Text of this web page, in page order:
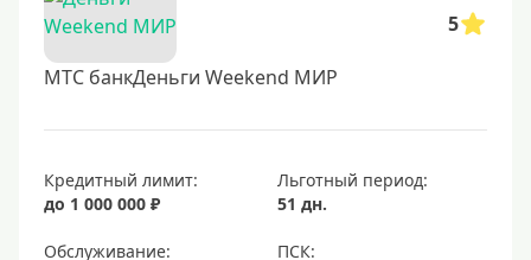
Экспресс
Карты, доступные каждому
С открытыми просрочками
Кредит без проверки кредитной истории.
Со 100 процентным одобрением
Без отказа
5
МТС банкДеньги Weekend МИР
Кредитный лимит:
до 1 000 000 ₽
Льготный период:
51 дн.
Обслуживание: